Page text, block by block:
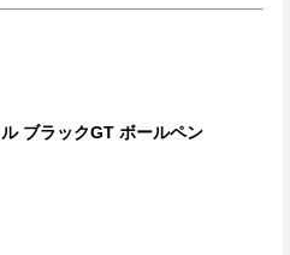
ブラックGT ボールペン